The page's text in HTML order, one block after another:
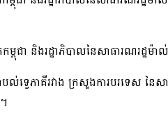
ម្ពុជា និង​រដ្ឋាភិបាល​នៃ​សាធារណរដ្ឋ​ម៉
វេភាគី​រវាង ក្រសួងការបរទេស នៃ​